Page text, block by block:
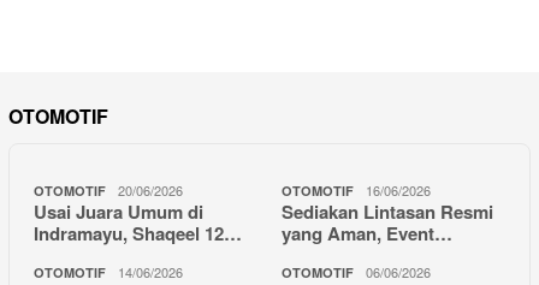
OTOMOTIF
OTOMOTIF 20/06/2026
Usai Juara Umum di
Indramayu, Shaqeel 12…
OTOMOTIF 16/06/2026
Sediakan Lintasan Resmi
yang Aman, Event…
OTOMOTIF 14/06/2026 OTOMOTIF 06/06/2026